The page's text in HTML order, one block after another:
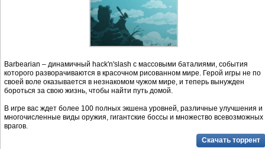
Barbearian – динамичный hack'n'slash с массовыми баталиями, события
которого разворачиваются в красочном рисованном мире. Герой игры не по
своей воле оказывается в незнакомом чужом мире, и теперь вынужден
бороться за свою жизнь, чтобы найти путь домой.
В игре вас ждет более 100 полных экшена уровней, различные улучшения и
многочисленные виды оружия, гигантские боссы и множество всевозможных
врагов.
Скачать торрент